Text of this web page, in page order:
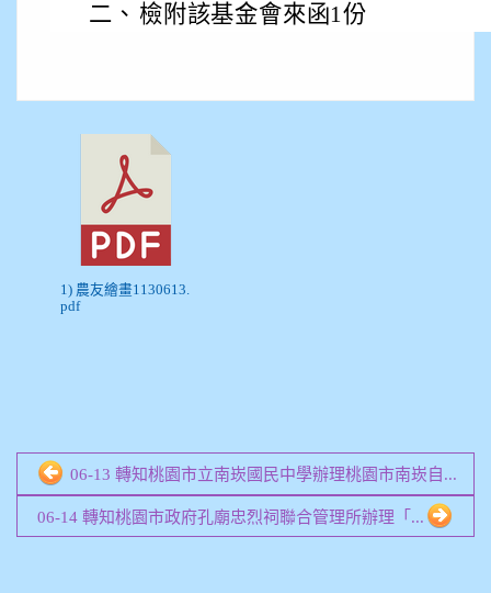
二、 檢附該基金會來函1份
1) 農友繪畫1130613.
pdf
06-13 轉知桃園市立南崁國民中學辦理桃園市南崁自...
06-14 轉知桃園市政府孔廟忠烈祠聯合管理所辦理「...